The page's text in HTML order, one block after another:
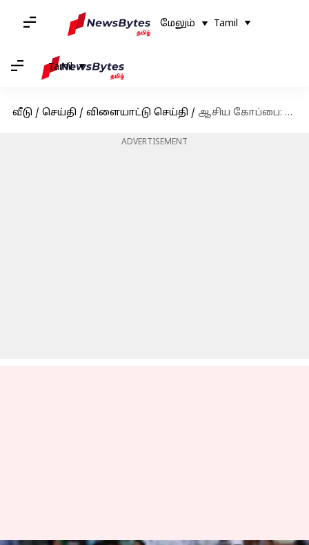
மேலும் Tamil
Tamil
வீடு / செய்தி / விளையாட்டு செய்தி / ஆசிய கோப்பை: இன்று இந்தியா - இலங்கை மோதல்; இறுதிப் போட்டிக்கான பயிற்சியில் இந்திய அணி
ADVERTISEMENT